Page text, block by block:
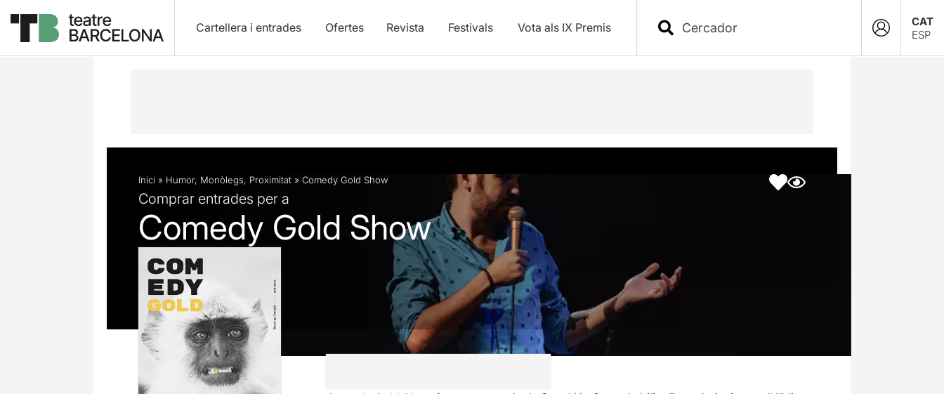
Cartellera i entrades Ofertes Revista Festivals Vota als IX Premis
CAT
ESP
Descripció Fitxa artística Fotos i vídeos Articles
Inici » Humor, Monòlegs, Proximitat » Comedy Gold Show
Comprar entrades per a
Comedy Gold Show